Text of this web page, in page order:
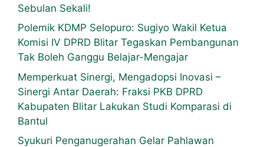
Sebulan Sekali!
Polemik KDMP Selopuro: Sugiyo Wakil Ketua
Komisi IV DPRD Blitar Tegaskan Pembangunan
Tak Boleh Ganggu Belajar-Mengajar
Memperkuat Sinergi, Mengadopsi Inovasi –
Sinergi Antar Daerah: Fraksi PKB DPRD
Kabupaten Blitar Lakukan Studi Komparasi di
Bantul
Syukuri Penganugerahan Gelar Pahlawan